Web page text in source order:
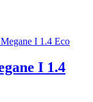
I 1.4